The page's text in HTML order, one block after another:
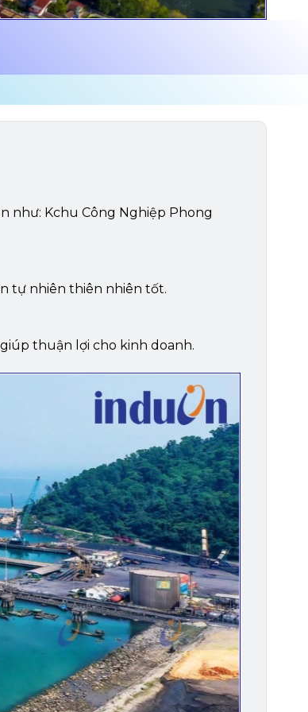
như: Kchu Công Nghiệp Phong
tự nhiên thiên nhiên tốt.
thuận lợi cho kinh doanh.